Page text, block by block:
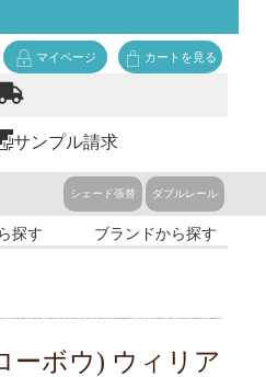
マイページ カートを見る
サンプル請求
シェード張替 ダブルレール
探す ブランドから探す
ーボウ) ウィリア